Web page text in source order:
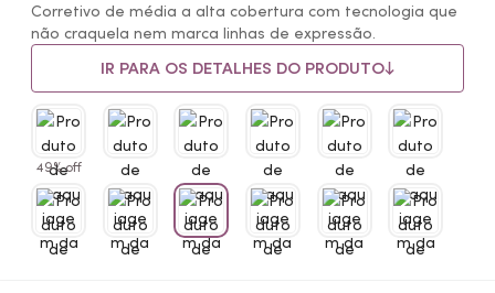
Corretivo de média a alta cobertura com tecnologia que
não craquela nem marca linhas de expressão.
IR PARA OS DETALHES DO PRODUTO
49% off